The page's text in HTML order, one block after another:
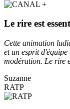
Le rire est
Cette animation
et un esprit d'équipe
modération. Le rire
Suzanne
RATP